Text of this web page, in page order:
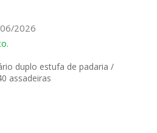
2026
duplo estufa de padaria /
assadeiras